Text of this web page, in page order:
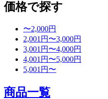
価格で探す
〜2,000円
2,001円〜3,000円
3,001円〜4,000円
4,001円〜5,000円
5,001円〜
商品一覧